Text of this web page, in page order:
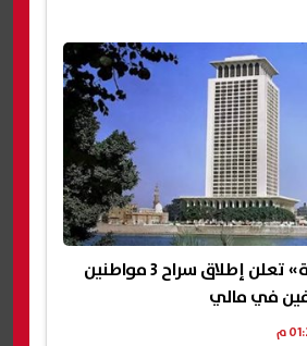
عاجل| «الخارجية» تعلن إطلاق سراح 3 مواطنين
في مالي